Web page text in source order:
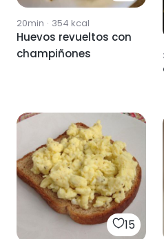
20min · 354 kcal
Huevos revueltos con
champiñones
15